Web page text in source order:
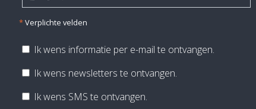
*Verplichte velden
Ik wens informatie per e-mail te ontvangen.
Ik wens newsletters te ontvangen.
Ik wens SMS te ontvangen.